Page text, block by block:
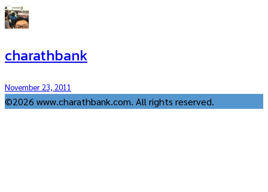
charathbank
November 23, 2011
©2026 www.charathbank.com. All rights reserved.